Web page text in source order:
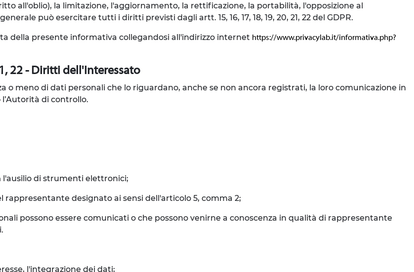
all'oblio), la limitazione, l'aggiornamento, la rettificazione, la portabilità, l'opposizione al
può esercitare tutti i diritti previsti dagli artt. 15, 16, 17, 18, 19, 20, 21, 22 del GDPR.
della presente informativa collegandosi all'indirizzo internet https://www.privacylab.it/informativa.php?
22 - Diritti dell'Interessato
o meno di dati personali che lo riguardano, anche se non ancora registrati, la loro comunicazione in
di controllo.
di strumenti elettronici;
designato ai sensi dell'articolo 5, comma 2;
possono essere comunicati o che possono venirne a conoscenza in qualità di rappresentante
l'integrazione dei dati;